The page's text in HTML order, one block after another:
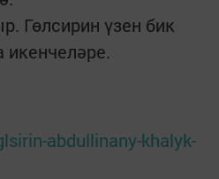
Гөлсирин үзен бик
икенчеләре.
abdullinany-khalyk-